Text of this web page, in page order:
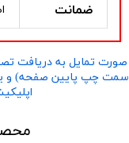
ضمانت
تمایل به دریافت